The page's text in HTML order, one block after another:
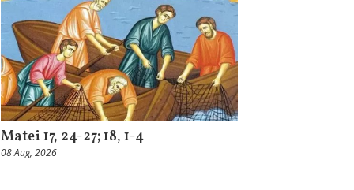
Matei 17, 24-27; 18, 1-4
08 Aug, 2026